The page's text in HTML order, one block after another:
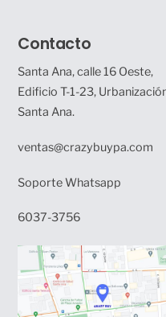
Contacto
Santa Ana, calle 16 Oeste,
Edificio T-1-23,
Santa Ana.
ventas@crazybuypa.com
Soporte Whatsapp
6037-3756